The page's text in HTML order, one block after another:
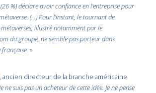
%) déclare avoir confiance en l’entreprise pour
(…) Pour l’instant, le tournant de
métaverses, illustré notamment par le
du groupe, ne semble pas porteur dans
»
ancien directeur de la branche américaine
ne suis pas un acheteur de cette idée. Je ne pense